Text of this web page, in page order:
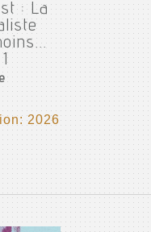
: La
2026